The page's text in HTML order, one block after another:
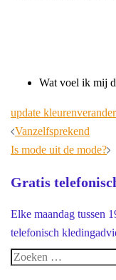
Wat voel ik mij
update kleuren
Bericht
navigatie
Vanzelfsprekend
Is mode uit de mode?
Gratis
Elke maandag tussen
telefonisch
Zoeken